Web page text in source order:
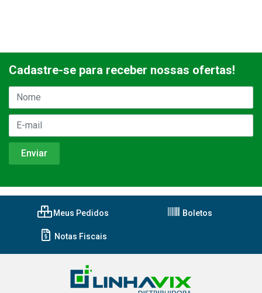
Cadastre-se para receber nossas ofertas!
Meus Pedidos Boletos
Notas Fiscais